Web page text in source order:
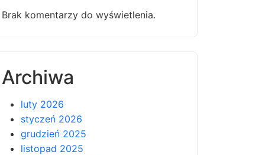
Brak komentarzy do wyświetlenia.
Archiwa
luty 2026
styczeń 2026
grudzień 2025
listopad 2025